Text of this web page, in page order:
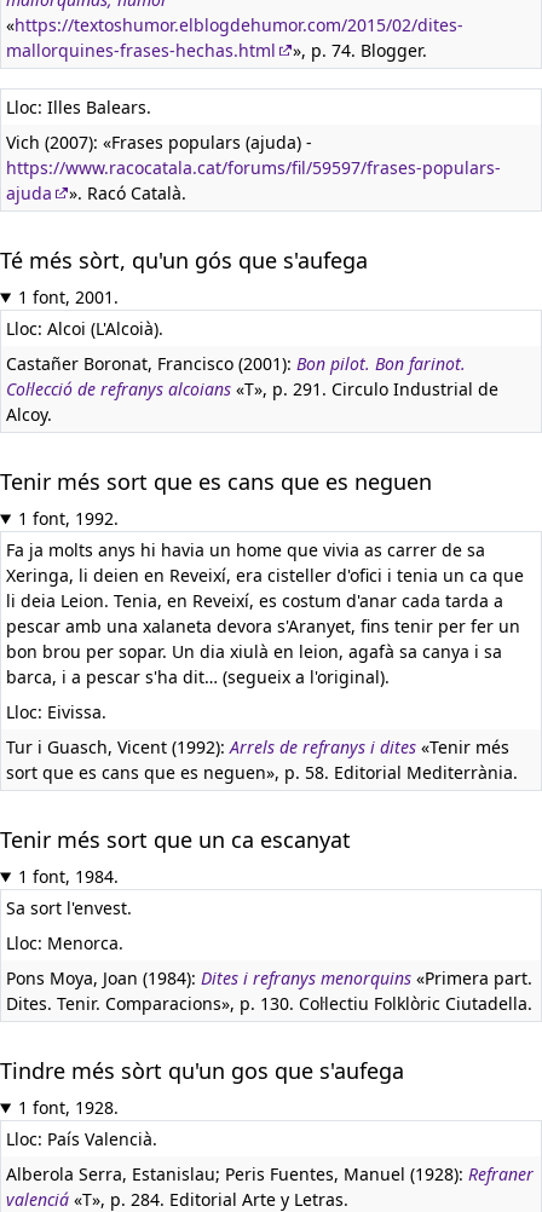
«https://textoshumor.elblogdehumor.com/2015/02/dites-
mallorquines-frases-hechas.html
», p. 74. Blogger.
Lloc: Illes Balears.
Vich (2007): «Frases populars (ajuda) -
https://www.racocatala.cat/forums/fil/59597/frases-populars-
ajuda
». Racó Català.
Té més sòrt, qu'un gós que s'aufega
1 font, 2001.
Lloc: Alcoi (L'Alcoià).
Castañer Boronat, Francisco (2001): Bon pilot. Bon farinot.
Col·lecció de refranys alcoians «T», p. 291. Circulo Industrial de
Alcoy.
Tenir més sort que es cans que es neguen
1 font, 1992.
Fa ja molts anys hi havia un home que vivia as carrer de sa
Xeringa, li deien en Reveixí, era cisteller d'ofici i tenia un ca que
li deia Leion. Tenia, en Reveixí, es costum d'anar cada tarda a
pescar amb una xalaneta devora s'Aranyet, fins tenir per fer un
bon brou per sopar. Un dia xiulà en leion, agafà sa canya i sa
barca, i a pescar s'ha dit… (segueix a l'original).
Lloc: Eivissa.
Tur i Guasch, Vicent (1992):Arrels de refranys i dites «Tenir més
sort que es cans que es neguen», p. 58. Editorial Mediterrània.
Tenir més sort que un ca escanyat
1 font, 1984.
Sa sort l'envest.
Lloc: Menorca.
Pons Moya, Joan (1984): Dites i refranys menorquins «Primera part.
Dites. Tenir. Comparacions», p. 130. Col·lectiu Folklòric Ciutadella.
Tindre més sòrt qu'un gos que s'aufega
1 font, 1928.
Lloc: País Valencià.
Alberola Serra, Estanislau; Peris Fuentes, Manuel (1928): Refraner
valenciá «T», p. 284. Editorial Arte y Letras.